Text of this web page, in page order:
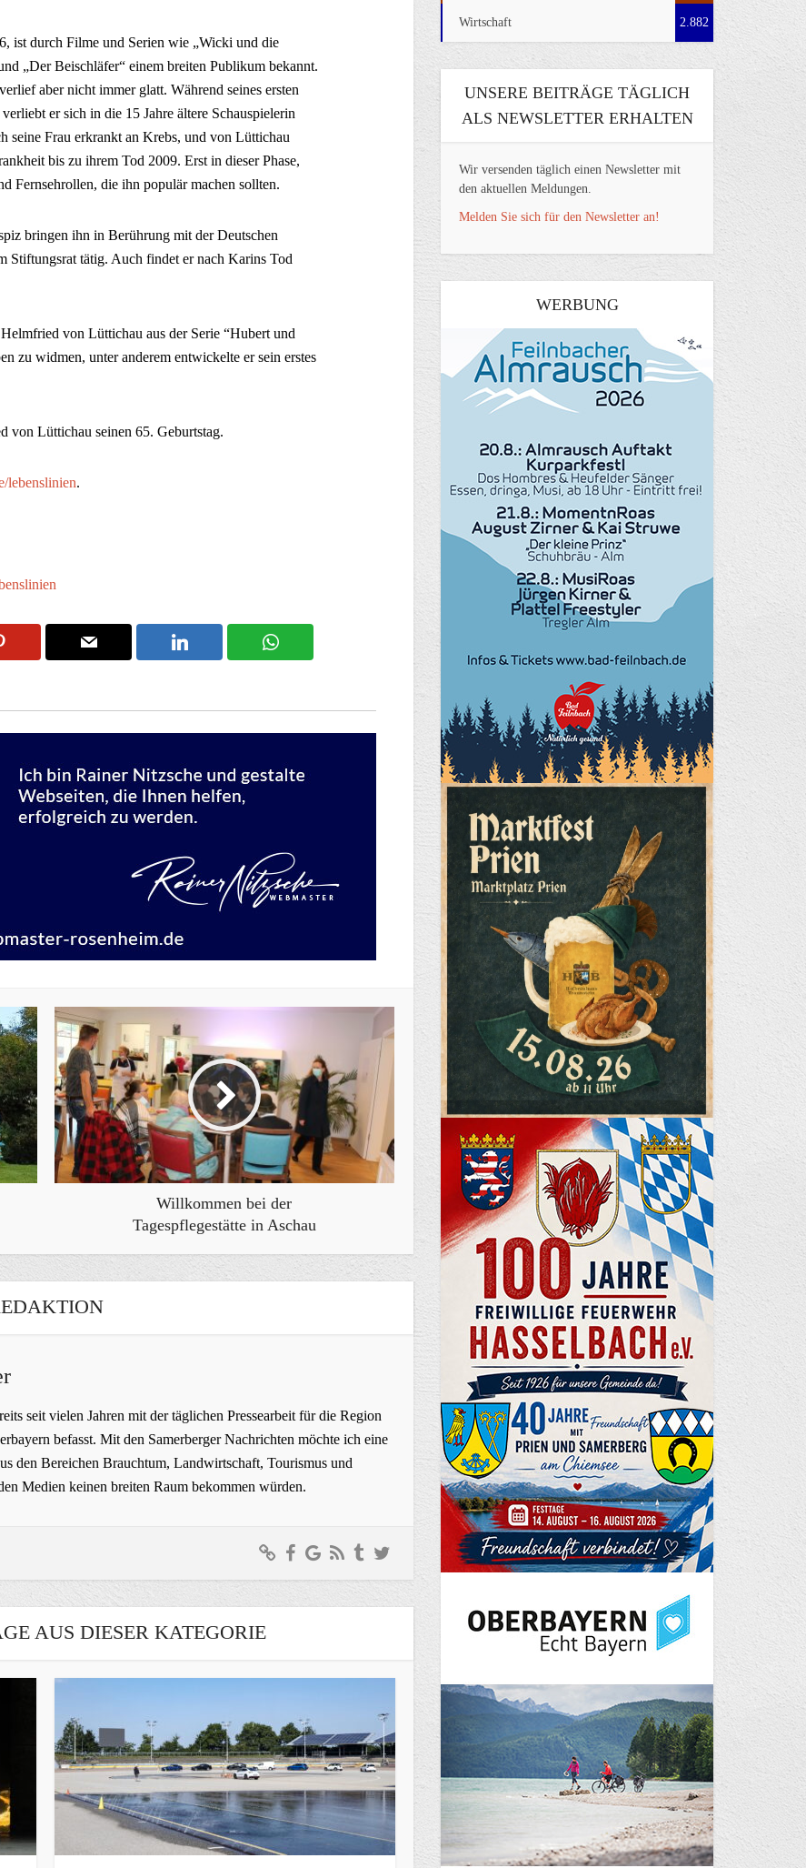
ist durch Filme und Serien wie „Wicki und die
„Der Beischläfer“ einem breiten Publikum bekannt.
aber nicht immer glatt. Während seines ersten
er sich in die 15 Jahre ältere Schauspielerin
seine Frau erkrankt an Krebs, und von Lüttichau
bis zu ihrem Tod 2009. Erst in dieser Phase,
Fernsehrollen, die ihn populär machen sollten.
bringen ihn in Berührung mit der Deutschen
Stiftungsrat tätig. Auch findet er nach Karins Tod
von Lüttichau aus der Serie “Hubert und
zu widmen, unter anderem entwickelte er sein erstes
von Lüttichau seinen 65. Geburtstag.
lebenslinien.
Willkommen bei der
Tagespflegestätte in Aschau
seit vielen Jahren mit der täglichen Pressearbeit für die Region
befasst. Mit den Samerberger Nachrichten möchte ich eine
den Bereichen Brauchtum, Landwirtschaft, Tourismus und
Medien keinen breiten Raum bekommen würden.
AUS DIESER KATEGORIE
Wirtschaft 2.882
UNSERE BEITRÄGE TÄGLICH
ALS NEWSLETTER ERHALTEN
Wir versenden täglich einen Newsletter mit
den aktuellen Meldungen.
Melden Sie sich für den Newsletter an!
WERBUNG